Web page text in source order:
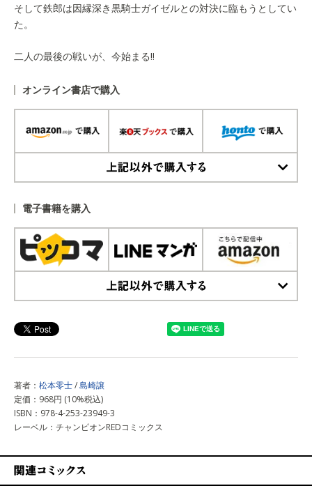
そして鉄郎は因縁深き黒騎士ガイゼルとの対決に臨もうとしてい
た。
二人の最後の戦いが、今始まる!!
オンライン書店で購入
電子書籍を購入
著者： 松本零士/島崎譲
定価：968円 (10%税込)
ISBN：978-4-253-23949-3
レーベル：チャンピオンREDコミックス